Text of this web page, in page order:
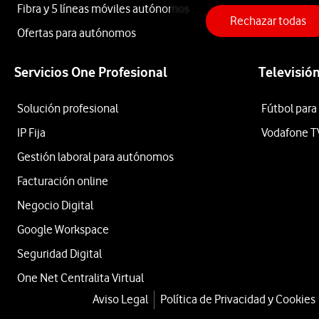
iPhone
17
Pro
512GB
Naranja
cosmico
Fibra y 5 líneas móviles autónomos
Ofertas para autónomos
Servicios One Profesional
Solución profesional
IP Fija
Gestión laboral para autónomos
Facturación online
Negocio Digital
Google Workspace
Seguridad Digital
One Net Centralita Virtual
Televisión
Fútbol
Vodafone
Aviso Legal Política de Privacidad y Cookies
Rechazar todas